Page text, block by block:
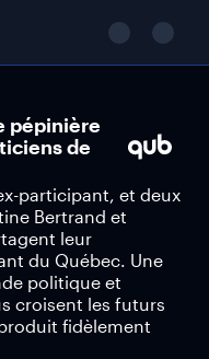
pépinière
de
participant, et deux
Bertrand et
leur
du Québec. Une
politique et
croisent les futurs
fidèlement